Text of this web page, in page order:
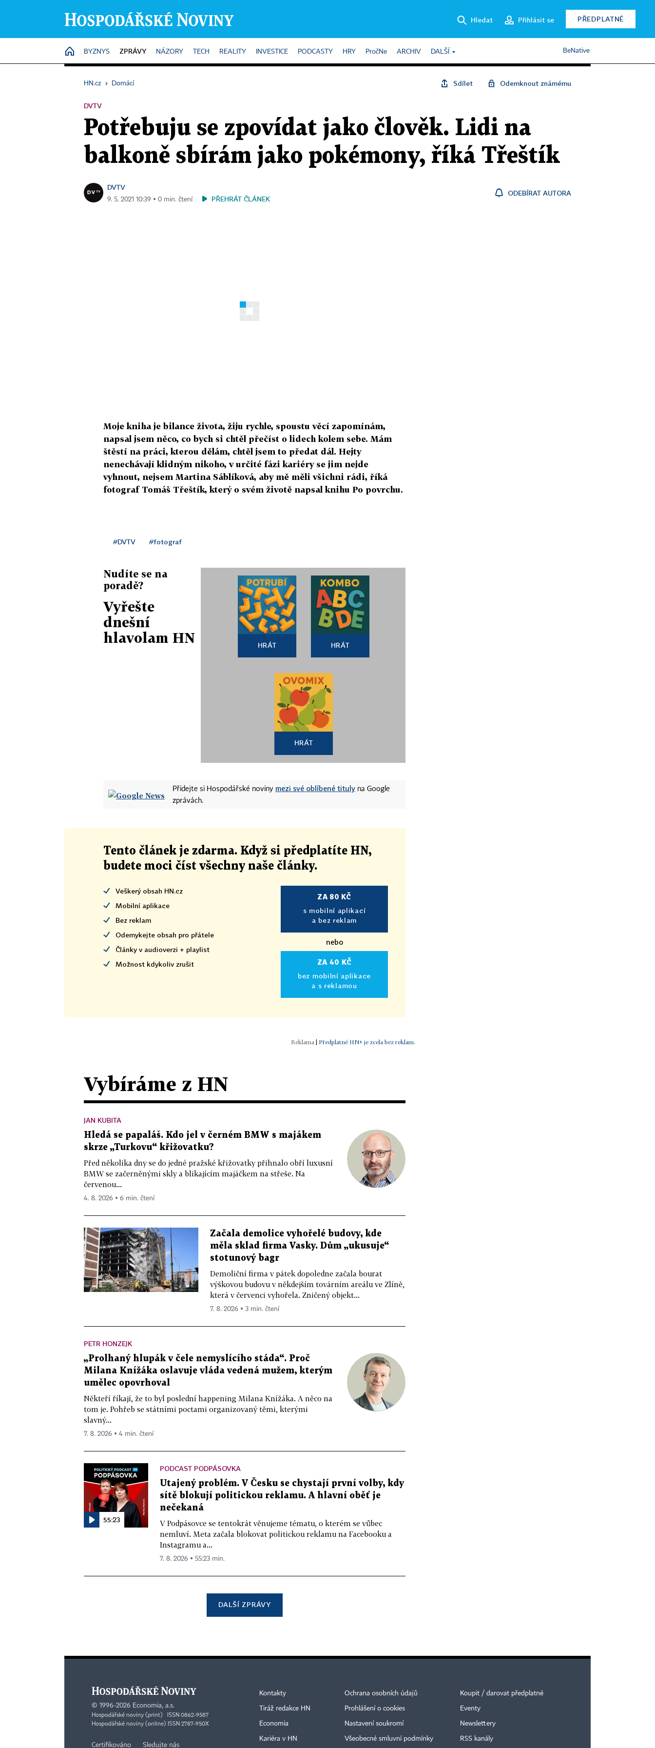
Hledat Přihlásit se PŘEDPLATNÉ
HOME
BYZNYS ZPRÁVY NÁZORY TECH REALITY INVESTICE PODCASTY HRY PročNe ARCHIV DALŠÍ BeNative
HN.cz › Domácí Sdílet Odemknout známému
DVTV
Potřebuju se zpovídat jako člověk. Lidi na
balkoně sbírám jako pokémony, říká Třeštík
DVTV
9. 5. 2021 10:39 ▪ 0 min. čtení PŘEHRÁT ČLÁNEK
ODEBÍRAT AUTORA
Moje kniha je bilance života, žiju rychle, spoustu věcí zapomínám,
napsal jsem něco, co bych si chtěl přečíst o lidech kolem sebe. Mám
štěstí na práci, kterou dělám, chtěl jsem to předat dál. Hejty
nenechávají klidným nikoho, v určité fázi kariéry se jim nejde
vyhnout, nejsem Martina Sáblíková, aby mě měli všichni rádi, říká
fotograf Tomáš Třeštík, který o svém životě napsal knihu Po povrchu.
#DVTV #fotograf
Nudíte se na
poradě?
Vyřešte
dnešní
hlavolam HN
HRÁT HRÁT
HRÁT
Přidejte si Hospodářské noviny mezi své oblíbené tituly na Google
zprávách.
Tento článek je zdarma. Když si předplatíte HN,
budete moci číst všechny naše články.
Veškerý obsah HN.cz
Mobilní aplikace
Bez reklam
Odemykejte obsah pro přátele
Články v audioverzi + playlist
Možnost kdykoliv zrušit
ZA 80 KČ
s mobilní aplikací
a bez reklam
nebo
ZA 40 KČ
bez mobilní aplikace
a s reklamou
| Předplatné HN+ je zcela bez reklam.
Vybíráme z HN
JAN KUBITA
Hledá se papaláš. Kdo jel v černém BMW s majákem
skrze „Turkovu“ křižovatku?
Před několika dny se do jedné pražské křižovatky přihnalo obří luxusní
BMW se začerněnými skly a blikajícím majáčkem na střeše. Na
červenou...
4. 8. 2026 ▪ 6 min. čtení
Začala demolice vyhořelé budovy, kde
měla sklad firma Vasky. Dům „ukusuje“
stotunový bagr
Demoliční firma v pátek dopoledne začala bourat
výškovou budovu v někdejším továrním areálu ve Zlíně,
která v červenci vyhořela. Zničený objekt...
7. 8. 2026 ▪ 3 min. čtení
PETR HONZEJK
„Prolhaný hlupák v čele nemyslícího stáda“. Proč
Milana Knížáka oslavuje vláda vedená mužem, kterým
umělec opovrhoval
Někteří říkají, že to byl poslední happening Milana Knížáka. A něco na
tom je. Pohřeb se státními poctami organizovaný těmi, kterými
slavný...
7. 8. 2026 ▪ 4 min. čtení
55:23
PODCAST PODPÁSOVKA
Utajený problém. V Česku se chystají první volby, kdy
sítě blokují politickou reklamu. A hlavní oběť je
nečekaná
V Podpásovce se tentokrát věnujeme tématu, o kterém se vůbec
nemluví. Meta začala blokovat politickou reklamu na Facebooku a
Instagramu a...
7. 8. 2026 ▪ 55:23 min.
DALŠÍ ZPRÁVY
© 1996-2026 Economia, a.s.
Hospodářské noviny (print) ISSN 0862-9587
Hospodářské noviny (online) ISSN 2787-950X
Certifikováno Sledujte nás
Kontakty
Tiráž redakce HN
Economia
Kariéra v HN
Ochrana osobních údajů
Prohlášení o cookies
Nastavení soukromí
Všeobecné smluvní podmínky
Koupit / darovat předplatné
Eventy
Newslettery
RSS kanály